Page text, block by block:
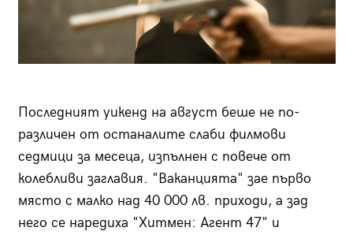
Последният уикенд на август беше не по-
различен от останалите слаби филмови
седмици за месеца, изпълнен с повече от
колебливи заглавия. "Ваканцията" зае първо
място с малко над 40 000 лв. приходи, а зад
него се наредиха "Хитмен: Агент 47" и